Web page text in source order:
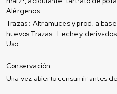
Alérgenos:
Trazas : Altramuces y prod. a
huevos Trazas : Leche y
Uso:
Conservación:
Una vez abierto consumir antes